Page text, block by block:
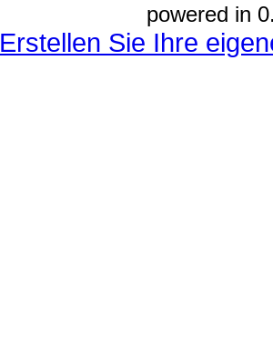
powered in
Erstellen Sie Ihre